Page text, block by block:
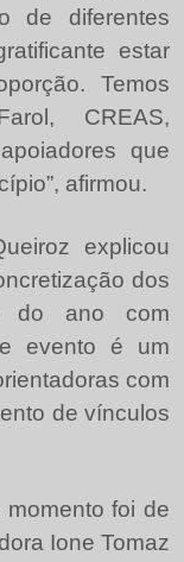
de diferentes
estar
Temos
CREAS,
que
afirmou.
explicou
dos
do ano com
evento é um
com
de vínculos
foi de
Ione Tomaz